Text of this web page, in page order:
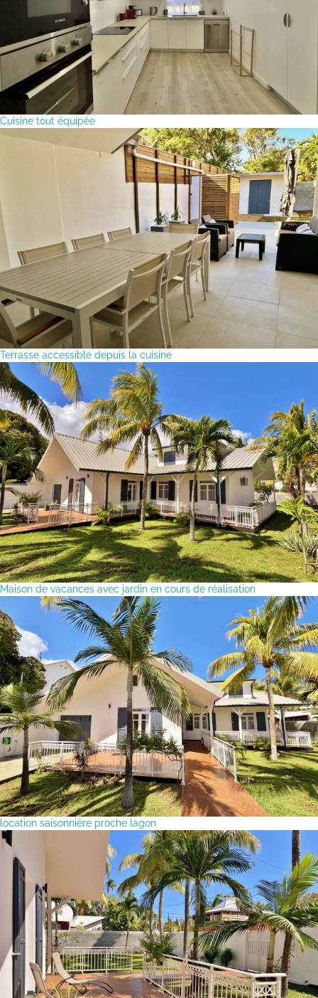
Cuisine tout équipée
Terrasse accessible depuis la cuisine
Maison de vacances avec jardin en cours de réalisation
location saisonnière proche lagon